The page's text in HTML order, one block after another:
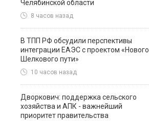
Челябинской области
8 часов назад
В ТПП РФ обсудили перспективы
интеграции ЕАЭС с проектом «Нового
Шелкового пути»
10 часов назад
Дворкович: поддержка сельского
хозяйства и АПК - важнейший
приоритет правительства